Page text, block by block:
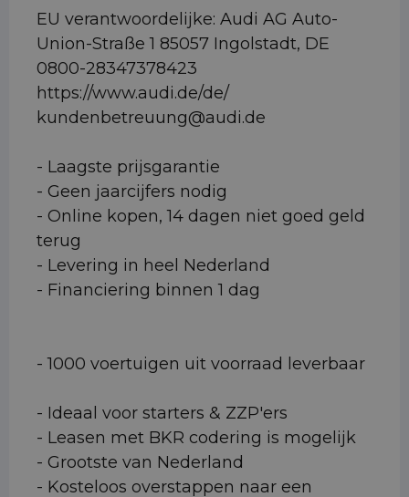
EU verantwoordelijke: Audi AG Auto-
Union-Straße 1 85057 Ingolstadt, DE
0800-28347378423
https://www.audi.de/de/
kundenbetreuung@audi.de
- Laagste prijsgarantie
- Geen jaarcijfers nodig
- Online kopen, 14 dagen niet goed geld
terug
- Levering in heel Nederland
- Financiering binnen 1 dag
- 1000 voertuigen uit voorraad leverbaar
- Ideaal voor starters & ZZP'ers
- Leasen met BKR codering is mogelijk
- Grootste van Nederland
- Kosteloos overstappen naar een